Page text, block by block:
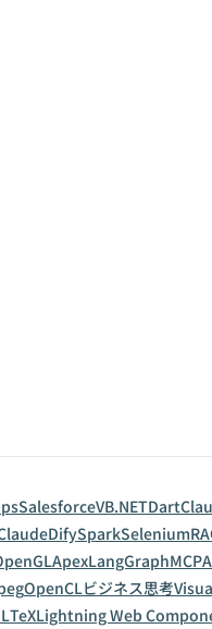
SalesforceVB.NETDart
DifySparkSelenium
ApexLangGraphMCP
OpenCLビジネス思考
TeXLightning Web